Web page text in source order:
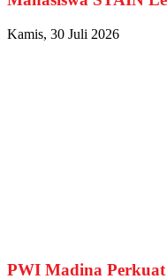
Kamis, 30 Juli 2026
PWI Madina